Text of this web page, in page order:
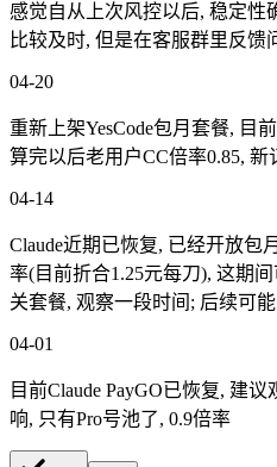
感觉自从上次风控以后, 稳定性
比较及时, 但是在客服群里反馈
04-20
重新上架YesCode包月套餐, 目
算完以后老用户CC倍率0.85, 新
04-14
Claude近期已恢复, 已经开放包
率(目前折合1.25元每刀), 这期
关套餐, 观察一段时间; 后续可
04-01
目前Claude PayGO已恢复, 建
响, 只有Pro号池了, 0.9倍率